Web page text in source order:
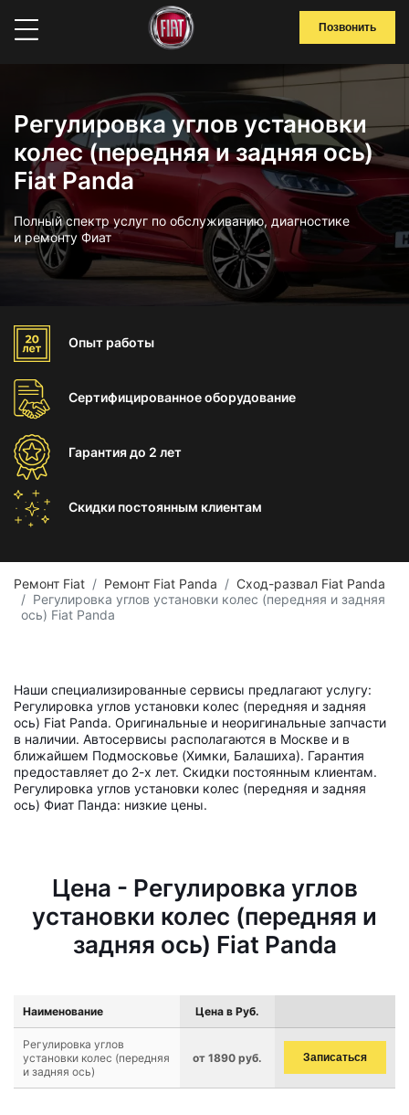
Позвонить
Регулировка углов установки
колес (передняя и задняя ось)
Fiat Panda
Полный спектр услуг по обслуживанию, диагностике
и ремонту Фиат
Опыт работы
Сертифицированноеоборудование
Гарантиядо 2 лет
Скидки постоянным клиентам
Ремонт Fiat Ремонт Fiat Panda
Сход-развал Fiat Panda
Регулировка углов установки колес (передняя и задняя
ось) Fiat Panda
Наши специализированные сервисы предлагают услугу:
Регулировка углов установки колес (передняя и задняя
ось) Fiat Panda. Оригинальные и неоригинальные запчасти
в наличии. Автосервисы располагаются в Москве и в
ближайшем Подмосковье (Химки, Балашиха). Гарантия
предоставляет до 2-х лет. Скидки постоянным клиентам.
Регулировка углов установки колес (передняя и задняя
ось) Фиат Панда: низкие цены.
Цена - Регулировка углов
установки колес (передняя и
задняя ось) Fiat Panda
Наименование Цена в Руб.
Регулировка углов
установки колес (передняя
и задняя ось)
от 1890 руб. Записаться